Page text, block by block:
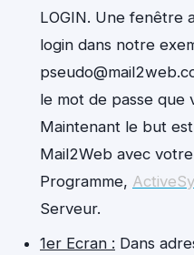
LOGIN. Une fenêtre
login dans notre
le mot de passe que
Maintenant le but
Mail2Web avec
Programme,
Serveur.
1er Ecran : Dans